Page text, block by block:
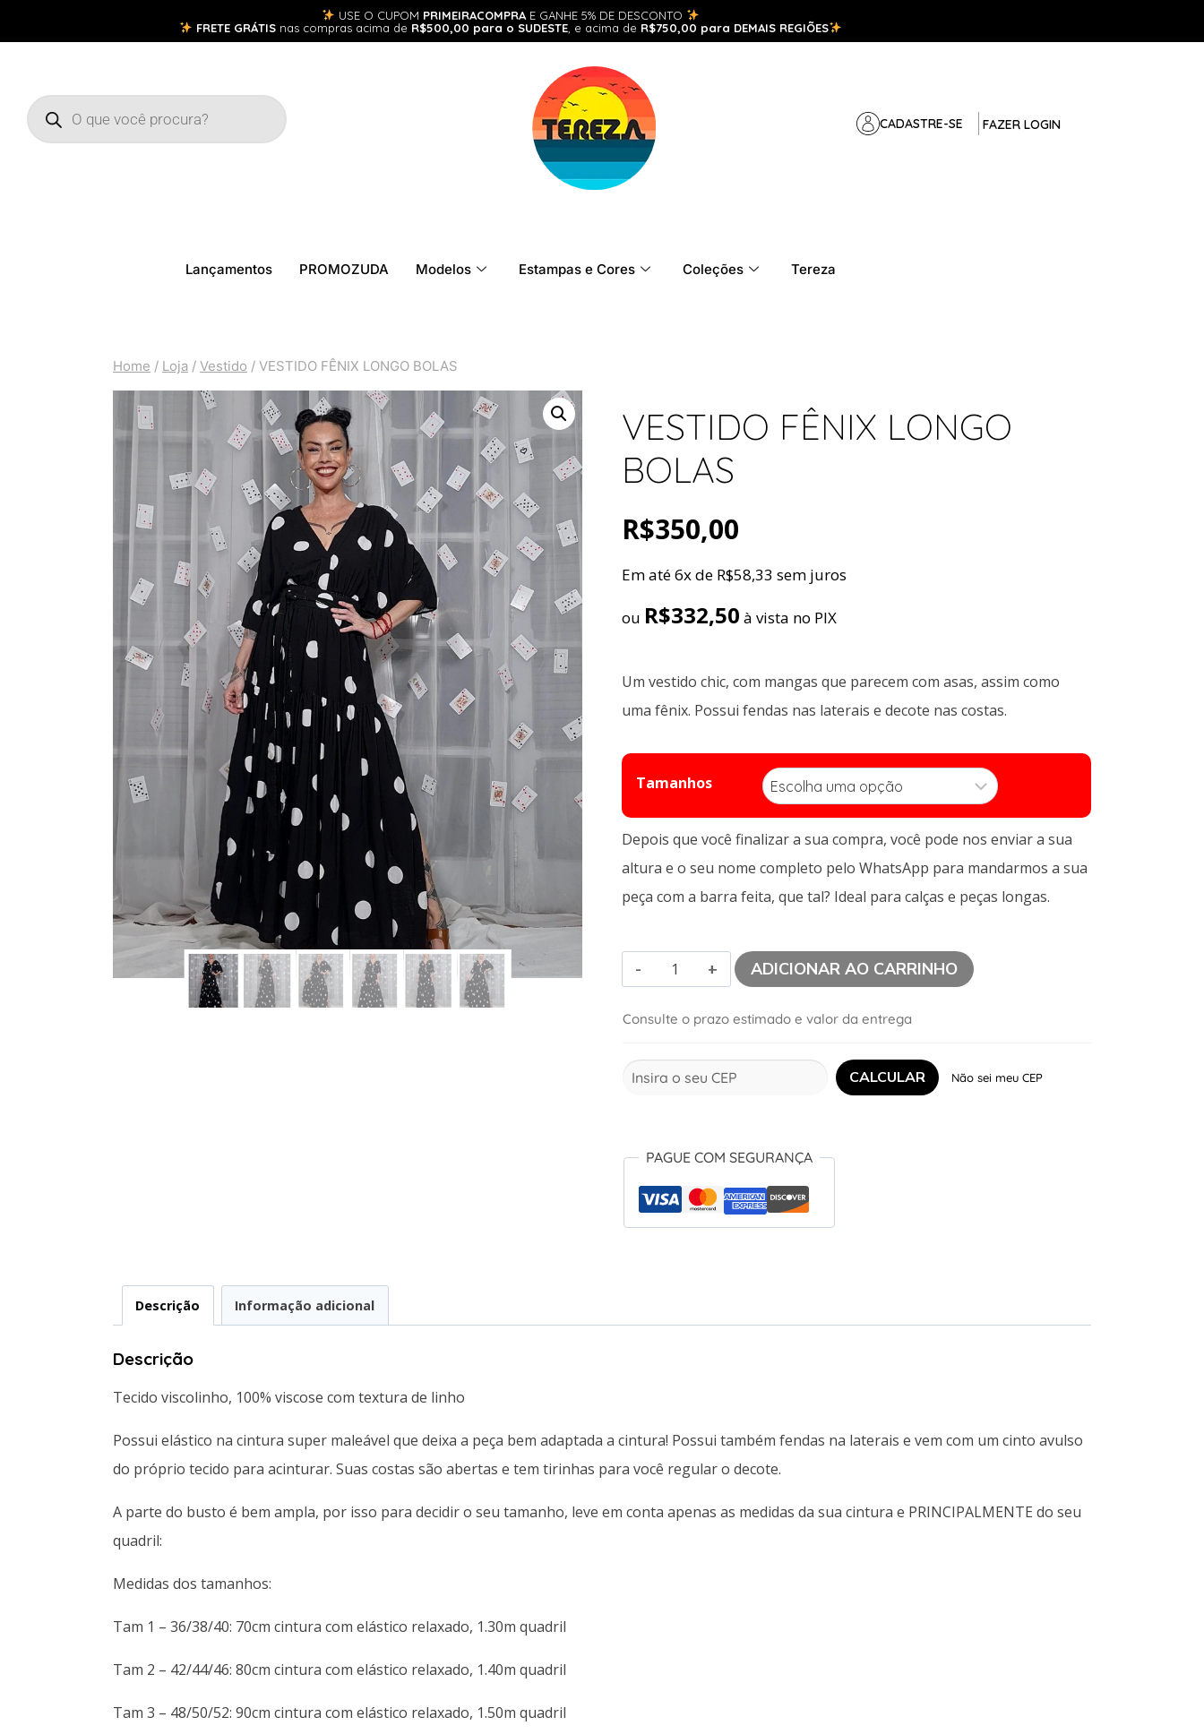
USE O CUPOM PRIMEIRACOMPRA E GANHE 5% DE DESCONTO
FRETE GRÁTIS nas compras acima de R$500,00 para o SUDESTE , e acima de R$750,00 para DEMAIS REGIÕES
CADASTRE-SE FAZER LOGIN
Lançamentos PROMOZUDA Modelos Estampas e Cores Coleções Tereza
Home / Loja / Vestido / VESTIDO FÊNIX LONGO BOLAS
VESTIDO FÊNIX LONGO
BOLAS
R$350,00
Em até 6x de R$58,33 sem juros
ou R$332,50 à vista no PIX
Um vestido chic, com mangas que parecem com asas, assim como
uma fênix. Possui fendas nas laterais e decote nas costas.
Tamanhos
Depois que você finalizar a sua compra, você pode nos enviar a sua
altura e o seu nome completo pelo WhatsApp para mandarmos a sua
peça com a barra feita, que tal? Ideal para calças e peças longas.
ADICIONAR AO CARRINHO
Consulte o prazo estimado e valor da entrega
Não sei meu CEP
PAGUE COM SEGURANÇA
Descrição Informação adicional
Descrição
Tecido viscolinho, 100% viscose com textura de linho
Possui elástico na cintura super maleável que deixa a peça bem adaptada a cintura! Possui também fendas na laterais e vem com um cinto avulso
do próprio tecido para acinturar. Suas costas são abertas e tem tirinhas para você regular o decote.
A parte do busto é bem ampla, por isso para decidir o seu tamanho, leve em conta apenas as medidas da sua cintura e PRINCIPALMENTE do seu
quadril:
Medidas dos tamanhos:
Tam 1 – 36/38/40: 70cm cintura com elástico relaxado, 1.30m quadril
Tam 2 – 42/44/46: 80cm cintura com elástico relaxado, 1.40m quadril
Tam 3 – 48/50/52: 90cm cintura com elástico relaxado, 1.50m quadril